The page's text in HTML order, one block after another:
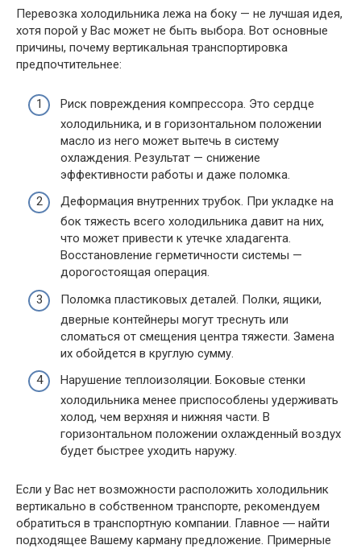
Перевозка холодильника лежа на боку — не лучшая идея,
хотя порой у Вас может не быть выбора. Вот основные
причины, почему вертикальная транспортировка
предпочтительнее:
Риск повреждения компрессора. Это сердце
холодильника, и в горизонтальном положении
масло из него может вытечь в систему
охлаждения. Результат — снижение
эффективности работы и даже поломка.
Деформация внутренних трубок. При укладке на
бок тяжесть всего холодильника давит на них,
что может привести к утечке хладагента.
Восстановление герметичности системы —
дорогостоящая операция.
Поломка пластиковых деталей. Полки, ящики,
дверные контейнеры могут треснуть или
сломаться от смещения центра тяжести. Замена
их обойдется в круглую сумму.
Нарушение теплоизоляции. Боковые стенки
холодильника менее приспособлены удерживать
холод, чем верхняя и нижняя части. В
горизонтальном положении охлажденный воздух
будет быстрее уходить наружу.
Если у Вас нет возможности расположить холодильник
вертикально в собственном транспорте, рекомендуем
обратиться в транспортную компании. Главное ― найти
подходящее Вашему карману предложение. Примерные